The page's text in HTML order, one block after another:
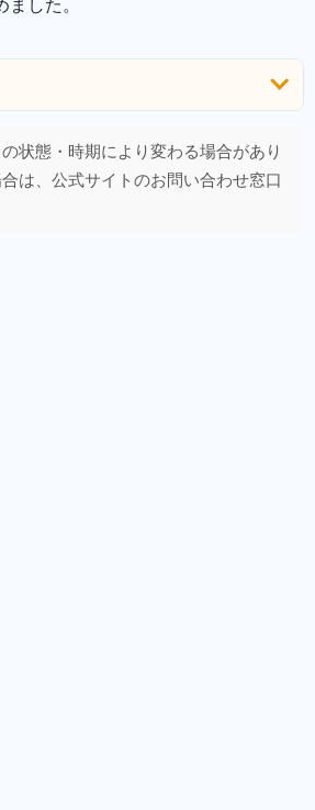
した。
状態・時期により変わる場合があり
は、公式サイトのお問い合わせ窓口